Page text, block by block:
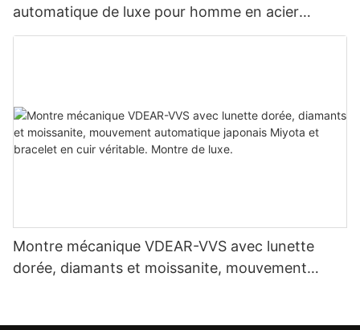
automatique de luxe pour homme en acier
inoxydable sertie de diamants moissanite
Montre mécanique VDEAR-VVS avec lunette
dorée, diamants et moissanite, mouvement